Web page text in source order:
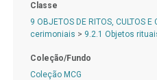
Classe
9 OBJETOS DE RITOS, CULTOS E
cerimoniais > 9.2.1 Objetos
Coleção/Fundo
Coleção MCG